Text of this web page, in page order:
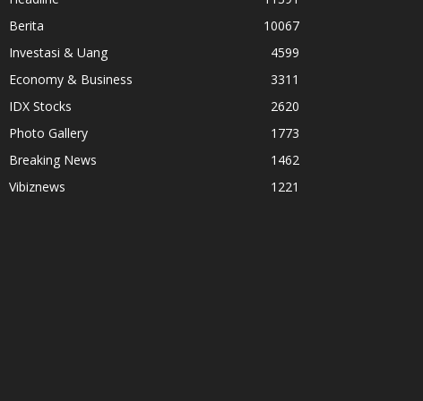
Berita
10067
Investasi & Uang
4599
Economy & Business
3311
IDX Stocks
2620
Photo Gallery
1773
Breaking News
1462
Vibiznews
1221